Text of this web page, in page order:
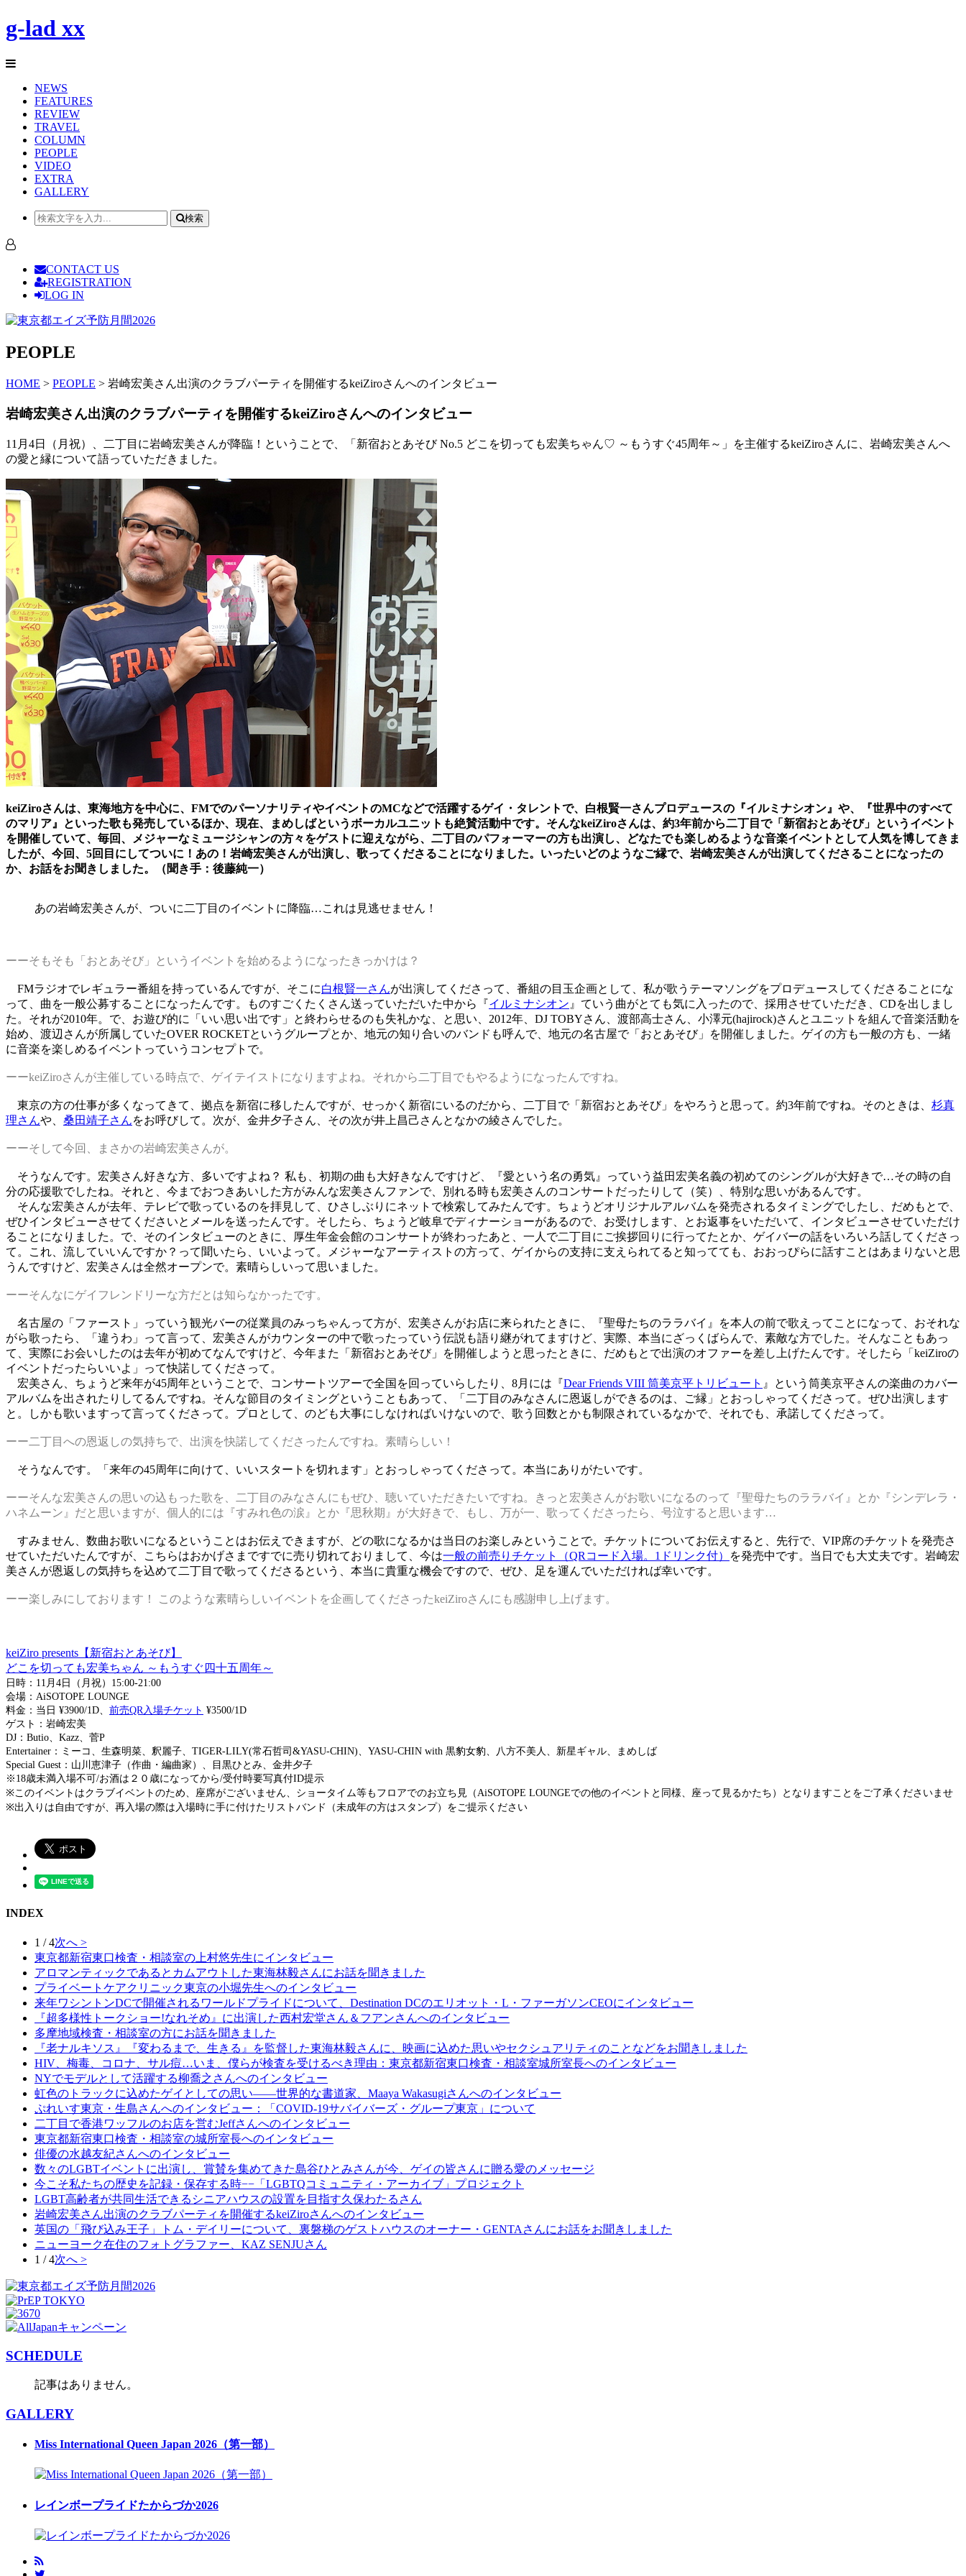
g-lad xx
NEWS
FEATURES
REVIEW
TRAVEL
COLUMN
PEOPLE
VIDEO
EXTRA
GALLERY
検索
CONTACT US
REGISTRATION
LOG IN
PEOPLE
HOME > PEOPLE > 岩崎宏美さん出演のクラブパーティを開催するkeiZiroさんへのインタビュー
岩崎宏美さん出演のクラブパーティを開催するkeiZiroさんへのインタビュー
11月4日（月祝）、二丁目に岩崎宏美さんが降臨！ということで、「新宿おとあそび No.5 どこを切っても宏美ちゃん♡ ～もうすぐ45周年～」を主催するkeiZiroさんに、岩崎宏美さんへ
の愛と縁について語っていただきました。
keiZiroさんは、東海地方を中心に、FMでのパーソナリティやイベントのMCなどで活躍するゲイ・タレントで、白根賢一さんプロデュースの『イルミナシオン』や、『世界中のすべて
のマリア』といった歌も発売しているほか、現在、まめしばというボーカルユニットも絶賛活動中です。 そんなkeiZiroさんは、約3年前から二丁目で「新宿おとあそび」というイベント
を開催していて、毎回、メジャーなミュージシャンの方々をゲストに迎えながら、二丁目のパフォーマーの方も出演し、どなたでも楽しめるような音楽イベントとして人気を博してきま
したが、今回、5回目にしてついに！あの！岩崎宏美さんが出演し、歌ってくださることになりました。 いったいどのようなご縁で、岩崎宏美さんが出演してくださることになったの
か、お話をお聞きしました。（聞き手：後藤純一）
あの岩崎宏美さんが、ついに二丁目のイベントに降臨…これは見逃せません！
ーーそもそも「おとあそび」というイベントを始めるようになったきっかけは？
FMラジオでレギュラー番組を持っているんですが、そこに白根賢一さんが出演してくださって、番組の目玉企画として、私が歌うテーマソングをプロデュースしてくださることにな
って、曲を一般公募することになったんです。ものすごくたくさん送っていただいた中から『イルミナシオン 』ていう曲がとても気に入ったので、採用させていただき、CDを出しまし
た。それが2010年。で、お遊び的に「いい思い出です」と終わらせるのも失礼かな、と思い、2012年、DJ TOBYさん、渡部高士さん、小澤元(hajirock)さんとユニットを組んで音楽活動を
始め、渡辺さんが所属していたOVER ROCKETというグループとか、地元の知り合いのバンドも呼んで、地元の名古屋で「おとあそび」を開催しました。ゲイの方も一般の方も、一緒
に音楽を楽しめるイベントっていうコンセプトで。
ーーkeiZiroさんが主催している時点で、ゲイテイストになりますよね。それから二丁目でもやるようになったんですね。
東京の方の仕事が多くなってきて、拠点を新宿に移したんですが、せっかく新宿にいるのだから、二丁目で「新宿おとあそび」をやろうと思って。約3年前ですね。そのときは、 杉真
理さんや、 桑田靖子さんをお呼びして。次が、金井夕子さん、その次が井上昌己さんとなかの綾さんでした。
ーーそして今回、まさかの岩崎宏美さんが。
そうなんです。宏美さん好きな方、多いですよね？ 私も、初期の曲も大好きなんですけど、『愛という名の勇気』っていう益田宏美名義の初めてのシングルが大好きで…その時の自
分の応援歌でしたね。それと、今までおつきあいした方がみんな宏美さんファンで、別れる時も宏美さんのコンサートだったりして（笑）、特別な思いがあるんです。
そんな宏美さんが去年、テレビで歌っているのを拝見して、ひさしぶりにネットで検索してみたんです。ちょうどオリジナルアルバムを発売されるタイミングでしたし、だめもとで、
ぜひインタビューさせてくださいとメールを送ったんです。そしたら、ちょうど岐阜でディナーショーがあるので、お受けします、とお返事をいただいて、インタビューさせていただけ
ることになりました。で、そのインタビューのときに、厚生年金会館のコンサートが終わったあと、一人で二丁目にご挨拶回りに行ってたとか、ゲイバーの話をいろいろ話してくださっ
て。これ、流していいんですか？って聞いたら、いいよって。メジャーなアーティストの方って、ゲイからの支持に支えられてると知ってても、おおっぴらに話すことはあまりないと思
うんですけど、宏美さんは全然オープンで。素晴らしいって思いました。
ーーそんなにゲイフレンドリーな方だとは知らなかったです。
名古屋の「ファースト」っていう観光バーの従業員のみっちゃんって方が、宏美さんがお店に来られたときに、『聖母たちのララバイ』を本人の前で歌えってことになって、おそれな
がら歌ったら、「違うわ」って言って、宏美さんがカウンターの中で歌ったっていう伝説も語り継がれてますけど、実際、本当にざっくばらんで、素敵な方でした。そんなこともあっ
て、実際にお会いしたのは去年が初めてなんですけど、今年また「新宿おとあそび」を開催しようと思ったときに、だめもとで出演のオファーを差し上げたんです。そしたら「keiZiroの
イベントだったらいいよ」って快諾してくださって。
宏美さん、ちょうど来年が45周年ということで、コンサートツアーで全国を回っていらしたり、8月には『Dear Friends VIII 筒美京平トリビュート 』という筒美京平さんの楽曲のカバー
アルバムを出されたりしてるんですね。そんな節目のタイミングということもあって、「二丁目のみなさんに恩返しができるのは、ご縁」とおっしゃってくださって。ぜひ出演します
と。しかも歌いますって言ってくださって。プロとして、のども大事にしなければいけないので、歌う回数とかも制限されているなかで、それでも、承諾してくださって。
ーー二丁目への恩返しの気持ちで、出演を快諾してくださったんですね。素晴らしい！
そうなんです。「来年の45周年に向けて、いいスタートを切れます」とおっしゃってくださって。本当にありがたいです。
ーーそんな宏美さんの思いの込もった歌を、二丁目のみなさんにもぜひ、聴いていただきたいですね。きっと宏美さんがお歌いになるのって『聖母たちのララバイ』とか『シンデレラ・
ハネムーン』だと思いますが、個人的には『すみれ色の涙』とか『思秋期』が大好きで、もし、万が一、歌ってくださったら、号泣すると思います…
すみません、数曲お歌いになるということはお伝えできますが、どの歌になるかは当日のお楽しみということで。チケットについてお伝えすると、先行で、VIP席のチケットを発売さ
せていただいたんですが、こちらはおかげさまですでに売り切れておりまして、今は一般の前売りチケット（QRコード入場。1ドリンク付）
を発売中です。当日でも大丈夫です。岩崎宏
美さんが恩返しの気持ちを込めて二丁目で歌ってくださるという、本当に貴重な機会ですので、ぜひ、足を運んでいただければ幸いです。
ーー楽しみにしております！ このような素晴らしいイベントを企画してくださったkeiZiroさんにも感謝申し上げます。
keiZiro presents【新宿おとあそび】
どこを切っても宏美ちゃん ～もうすぐ四十五周年～
日時：11月4日（月祝）15:00-21:00
会場：AiSOTOPE LOUNGE
料金：当日 ¥3900/1D、 前売QR入場チケット ¥3500/1D
ゲスト：岩崎宏美
DJ：Butio、Kazz、菅P
Entertainer：ミーコ、生森明菜、釈麗子、TIGER-LILY(常石哲司&YASU-CHIN)、YASU-CHIN with 黒豹女豹、八方不美人、新星ギャル、まめしば
Special Guest：山川恵津子（作曲・編曲家）、目黒ひとみ、金井夕子
※18歳未満入場不可/お酒は２０歳になってから/受付時要写真付ID提示
※このイベントはクラブイベントのため、座席がございません、ショータイム等もフロアでのお立ち見（AiSOTOPE LOUNGEでの他のイベントと同様、座って見るかたち）となりますことをご了承くださいませ
※出入りは自由ですが、再入場の際は入場時に手に付けたリストバンド（未成年の方はスタンプ）をご提示ください
INDEX
1 / 4次へ >
東京都新宿東口検査・相談室の上村悠先生にインタビュー
アロマンティックであるとカムアウトした東海林毅さんにお話を聞きました
プライベートケアクリニック東京の小堀先生へのインタビュー
来年ワシントンDCで開催されるワールドプライドについて、Destination DCのエリオット・L・ファーガソンCEOにインタビュー
『超多様性トークショー!なれそめ』に出演した西村宏堂さん＆フアンさんへのインタビュー
多摩地域検査・相談室の方にお話を聞きました
『老ナルキソス』『変わるまで、生きる』を監督した東海林毅さんに、映画に込めた思いやセクシュアリティのことなどをお聞きしました
HIV、梅毒、コロナ、サル痘…いま、僕らが検査を受けるべき理由：東京都新宿東口検査・相談室城所室長へのインタビュー
NYでモデルとして活躍する柳喬之さんへのインタビュー
虹色のトラックに込めたゲイとしての思い――世界的な書道家、Maaya Wakasugiさんへのインタビュー
ぷれいす東京・生島さんへのインタビュー：「COVID-19サバイバーズ・グループ東京」について
二丁目で香港ワッフルのお店を営むJeffさんへのインタビュー
東京都新宿東口検査・相談室の城所室長へのインタビュー
俳優の水越友紀さんへのインタビュー
数々のLGBTイベントに出演し、賞賛を集めてきた島谷ひとみさんが今、ゲイの皆さんに贈る愛のメッセージ
今こそ私たちの歴史を記録・保存する時−−「LGBTQコミュニティ・アーカイブ」プロジェクト
LGBT高齢者が共同生活できるシニアハウスの設置を目指す久保わたるさん
岩崎宏美さん出演のクラブパーティを開催するkeiZiroさんへのインタビュー
英国の「飛び込み王子」トム・デイリーについて、裏磐梯のゲストハウスのオーナー・GENTAさんにお話をお聞きしました
ニューヨーク在住のフォトグラファー、KAZ SENJUさん
1 / 4次へ >
SCHEDULE
記事はありません。
GALLERY
Miss International Queen Japan 2026（第一部）
レインボープライドたからづか2026